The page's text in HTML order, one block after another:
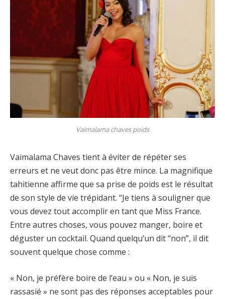
Vaimalama chaves poids
Vaimalama Chaves tient à éviter de répéter ses
erreurs et ne veut donc pas être mince. La magnifique
tahitienne affirme que sa prise de poids est le résultat
de son style de vie trépidant. “Je tiens à souligner que
vous devez tout accomplir en tant que Miss France.
Entre autres choses, vous pouvez manger, boire et
déguster un cocktail. Quand quelqu’un dit “non”, il dit
souvent quelque chose comme :
« Non, je préfère boire de l’eau » ou « Non, je suis
rassasié » ne sont pas des réponses acceptables pour